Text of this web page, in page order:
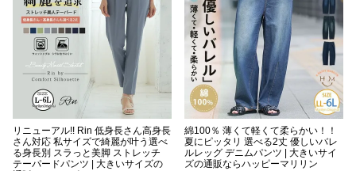
リニューアル!! Rin 低身長さん高身長
さん対応 私サイズで綺麗が叶う選べ
る身長別 スラっと美脚 ストレッチ
テーパードパンツ | 大きいサイズの
綿100％ 薄くて軽くて柔らかい！！
夏にピッタリ 選べる2丈 優しいバレ
ルレッグ デニムパンツ | 大きいサイ
ズの通販ならハッピーマリリン